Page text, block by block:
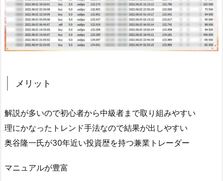
メリット
解説が多いので初心者から中級者まで取り組みやすい
理にかなったトレンド手法なので結果が出しやすい
奥谷隆一氏が30年近い投資歴を持つ兼業トレーダー
マニュアルが豊富